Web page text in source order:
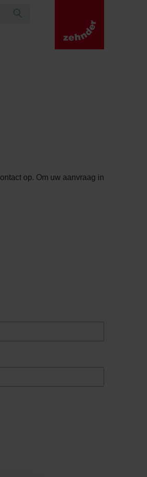
op. Om uw aanvraag in